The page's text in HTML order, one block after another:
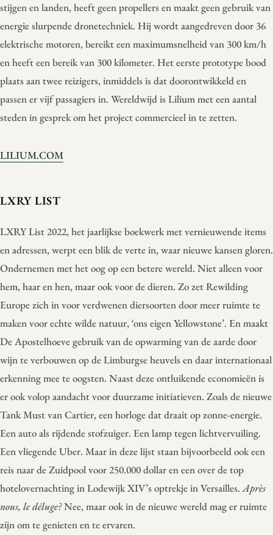
stijgen en landen, heeft geen propellers en maakt geen gebruik van
energie slurpende dronetechniek. Hij wordt aangedreven door 36
elektrische motoren, bereikt een maximumsnelheid van 300 km/h
en heeft een bereik van 300 kilometer. Het eerste prototype bood
plaats aan twee reizigers, inmiddels is dat doorontwikkeld en
passen er vijf passagiers in. Wereldwijd is Lilium met een aantal
steden in gesprek om het project commercieel in te zetten.
LILIUM.COM
LXRY LIST
LXRY List 2022, het jaarlijkse boekwerk met vernieuwende items
en adressen, werpt een blik de verte in, waar nieuwe kansen gloren.
Ondernemen met het oog op een betere wereld. Niet alleen voor
hem, haar en hen, maar ook voor de dieren. Zo zet Rewilding
Europe zich in voor verdwenen diersoorten door meer ruimte te
maken voor echte wilde natuur, ‘ons eigen Yellowstone’. En maakt
De Apostelhoeve gebruik van de opwarming van de aarde door
wijn te verbouwen op de Limburgse heuvels en daar internationaal
erkenning mee te oogsten. Naast deze ontluikende economieën is
er ook volop aandacht voor duurzame initiatieven. Zoals de nieuwe
Tank Must van Cartier, een horloge dat draait op zonne-energie.
Een auto als rijdende stofzuiger. Een lamp tegen lichtvervuiling.
Een vliegende Uber. Maar in deze lijst staan bijvoorbeeld ook een
reis naar de Zuidpool voor 250.000 dollar en een over de top
hotelovernachting in Lodewijk XIV’s optrekje in Versailles.Après
nous, le déluge?Nee, maar ook in de nieuwe wereld mag er ruimte
zijn om te genieten en te ervaren.